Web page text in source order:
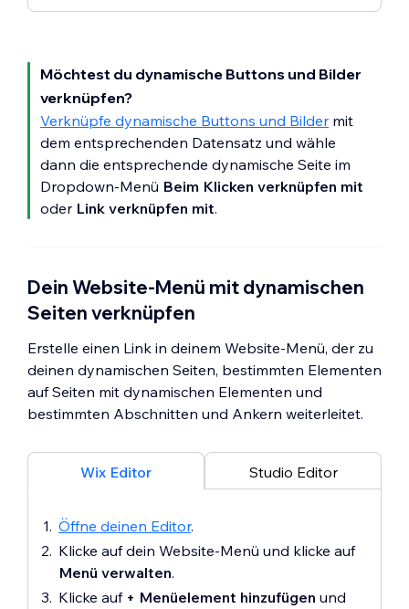
Möchtest du dynamische Buttons und Bilder
verknüpfen?
Verknüpfe dynamische Buttons und Bilder mit
dem entsprechenden Datensatz und wähle
dann die entsprechende dynamische Seite im
Dropdown-Menü Beim Klicken verknüpfen mit
oder Link verknüpfen mit.
Dein Website-Menü mit dynamischen
Seiten verknüpfen
Erstelle einen Link in deinem Website-Menü, der zu
deinen dynamischen Seiten, bestimmten Elementen
auf Seiten mit dynamischen Elementen und
bestimmten Abschnitten und Ankern weiterleitet.
Wix Editor Studio Editor
Öffne deinen Editor.
Klicke auf dein Website-Menü und klicke auf
Menü verwalten.
Klicke auf + Menüelement hinzufügen und